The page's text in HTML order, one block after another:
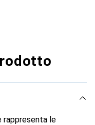
rappresenta le